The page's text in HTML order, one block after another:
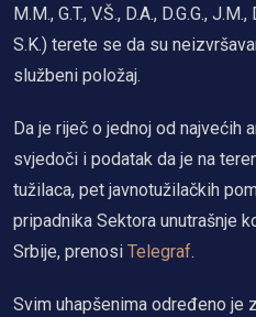
M.M., G.T., V.Š., D.A., D.G.G.,
S.K.) terete se da su
službeni položaj.
Da je riječ o jednoj od najvećih
svjedoči i podatak da je na
tužilaca, pet javnotužilačkih
pripadnika Sektora unutrašnje
Srbije, prenosi Telegraf.
Svim uhapšenima određeno je